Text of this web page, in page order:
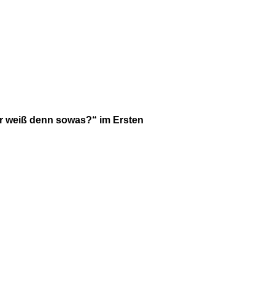
weiß denn sowas?“ im Ersten